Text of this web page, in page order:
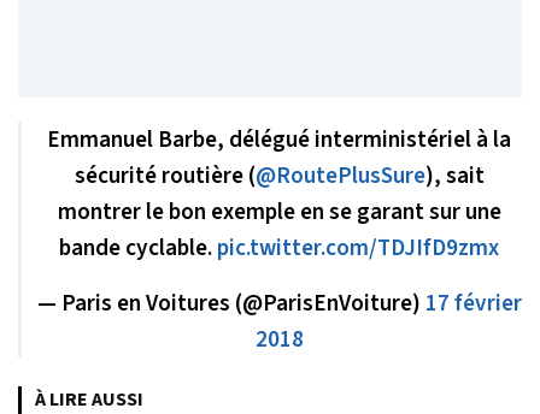
Emmanuel Barbe, délégué interministériel à la
sécurité routière (@RoutePlusSure), sait
montrer le bon exemple en se garant sur une
bande cyclable.pic.twitter.com/TDJIfD9zmx
— Paris en Voitures (@ParisEnVoiture) 17 février
2018
À LIRE AUSSI